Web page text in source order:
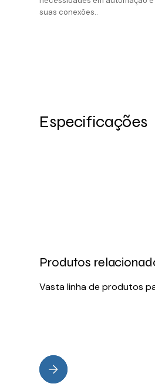
suas conexões..
Especificações
Produtos
Vasta linha de produtos